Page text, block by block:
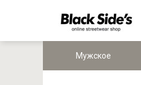
Мужское